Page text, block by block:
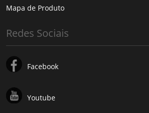
Mapa de Produto
Redes Sociais
Facebook
Youtube